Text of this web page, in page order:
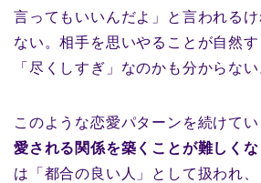
言ってもいいんだよ」と言われる
ない。相手を思いやることが自然
「尽くしすぎ」なのかも分からない
このような恋愛パターンを続けて
愛される関係を築くことが難しくな
は「都合の良い人」として扱われ